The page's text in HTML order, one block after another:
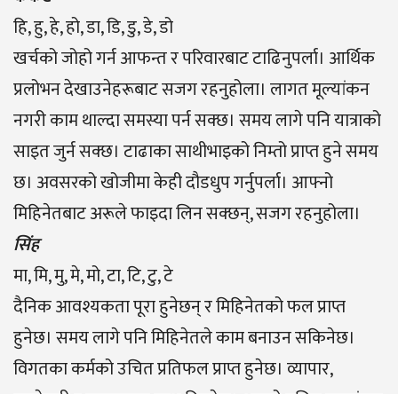
हि, हु, हे, हो, डा, डि, डु, डे, डो
खर्चको जोहो गर्न आफन्त र परिवारबाट टाढिनुपर्ला। आर्थिक
प्रलोभन देखाउनेहरूबाट सजग रहनुहोला। लागत मूल्यांकन
नगरी काम थाल्दा समस्या पर्न सक्छ। समय लागे पनि यात्राको
साइत जुर्न सक्छ। टाढाका साथीभाइको निम्तो प्राप्त हुने समय
छ। अवसरको खोजीमा केही दौडधुप गर्नुपर्ला। आफ्नो
मिहिनेतबाट अरूले फाइदा लिन सक्छन्, सजग रहनुहोला।
सिंह
मा, मि, मु, मे, मो, टा, टि, टु, टे
दैनिक आवश्यकता पूरा हुनेछन् र मिहिनेतको फल प्राप्त
हुनेछ। समय लागे पनि मिहिनेतले काम बनाउन सकिनेछ।
विगतका कर्मको उचित प्रतिफल प्राप्त हुनेछ। व्यापार,